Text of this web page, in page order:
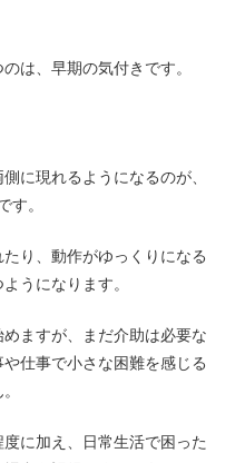
は、早期の気付きです。
に現れるようになるのが、
す。
り、動作がゆっくりになる
うになります。
ますが、まだ介助は必要な
仕事で小さな困難を感じる
に加え、日常生活で困った